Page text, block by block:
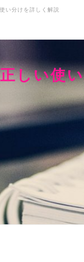
い分けを詳しく解説
しい使